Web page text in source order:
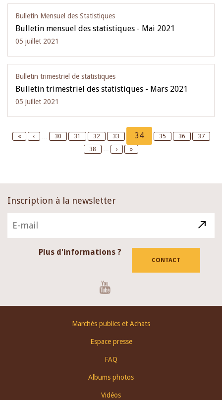
Bulletin Mensuel des Statistiques
Bulletin mensuel des statistiques - Mai 2021
05 juillet 2021
Bulletin trimestriel de statistiques
Bulletin trimestriel des statistiques - Mars 2021
05 juillet 2021
First
«
Previous
‹ … Page
30 Page
31 Page
32 Page
33
Current
page
34 Page
35 Page
36 Page
37
Page
38 …
Next
›
Last
»
Inscription à la newsletter
Plus d'informations ?
CONTACT
Marchés publics et Achats
Espace presse
FAQ
Albums photos
Vidéos